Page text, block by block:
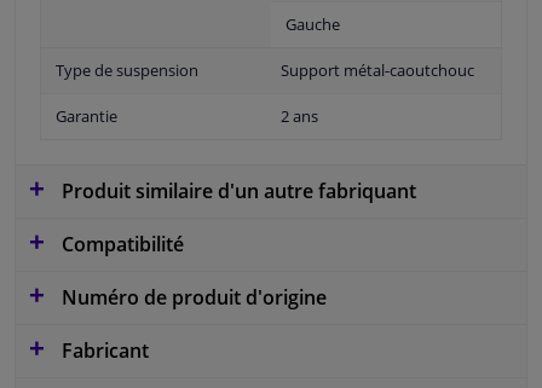
Gauche
Type de suspension Support métal-caoutchouc
Garantie 2 ans
Produit similaire d'un autre fabriquant
Compatibilité
Numéro de produit d'origine
Fabricant